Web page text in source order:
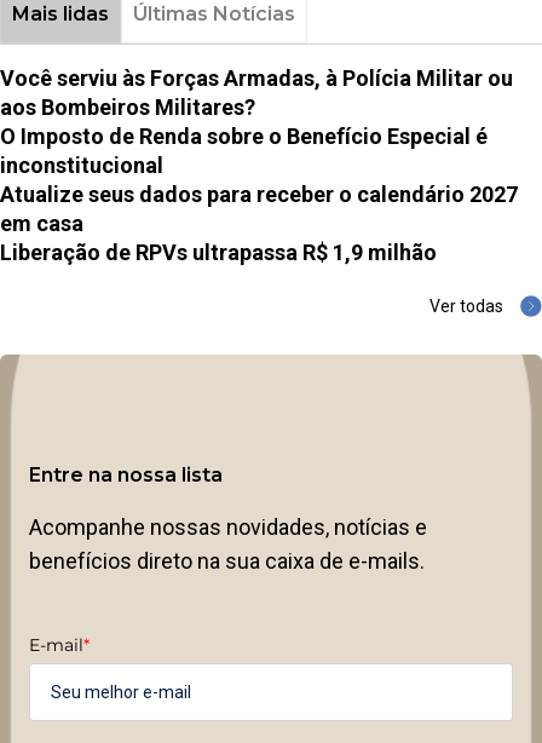
Mais lidas Últimas Notícias
Você serviu às Forças Armadas, à Polícia Militar ou
aos Bombeiros Militares?
O Imposto de Renda sobre o Benefício Especial é
inconstitucional
Atualize seus dados para receber o calendário 2027
em casa
Liberação de RPVs ultrapassa R$ 1,9 milhão
Ver todas
Entre na nossa lista
Acompanhe nossas novidades, notícias e
benefícios direto na sua caixa de e-mails.
E-mail*